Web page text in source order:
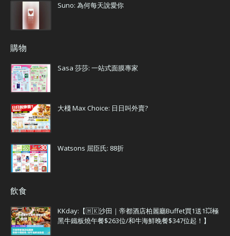
Suno: 為何每天說愛你
購物
Sasa 莎莎: 一站式面膜專家
大棧 Max Choice: 日日叫外賣?
Watsons 屈臣氏: 88折
飲食
KKday:【🇭🇰沙田｜帝都酒店柏麗廳Buffet買1送1💥極
黑牛鐵板燒午餐$263位/和牛海鮮晚餐$347位起！】